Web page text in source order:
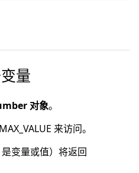
量
对象。
来访问。
变量或值）将返回